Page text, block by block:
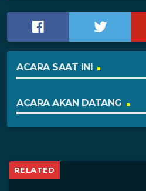
ACARA SAAT INI
ACARA AKAN DATANG
RELATED